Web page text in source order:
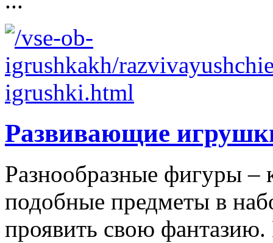
Развивающие
Разнообразные фигуры –
подобные предметы в
проявить свою